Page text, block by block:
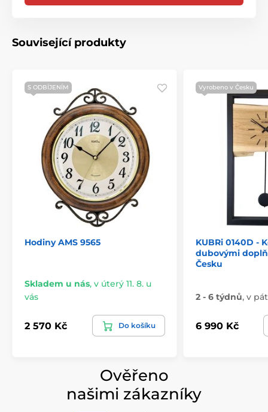
Související produkty
S ODBÍJENÍM
Hodiny AMS 9565
Skladem u nás, v úterý 11. 8. u
vás
2 570 Kč Do košíku
Vyrobeno v Česku
KUBRi 0140D -
dubovými
Česku
2 - 6 týdnů, v
6 990 Kč
Ověřeno
našimi zákazníky